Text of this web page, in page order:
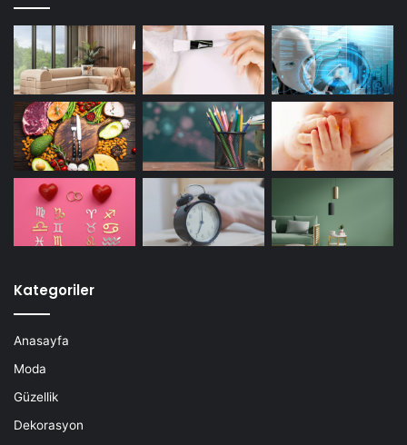
Kategoriler
Anasayfa
Moda
Güzellik
Dekorasyon